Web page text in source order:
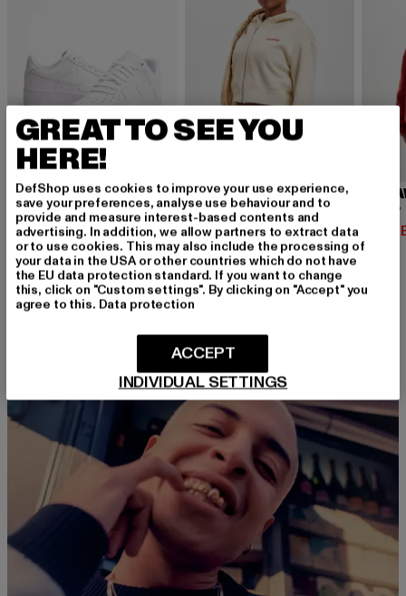
NIKE
Air Force 1 '07
139,99 EUR
Derzeitiger Preis: 139,99 EUR
DANGEROUS DNGRS
54,99 EUR
Derzeitiger Preis: 54,99 EUR
Cherry
40,99
GREAT TO SEE YOU
HERE!
DefShop uses cookies to improve your use experience,
save your preferences, analyse use behaviour and to
provide and measure interest-based contents and
advertising. In addition, we allow partners to extract data
or to use cookies. This may also include the processing of
your data in the USA or other countries which do not have
the EU data protection standard. If you want to change
this, click on "Custom settings". By clicking on "Accept" you
agree to this. Data protection
INDIVIDUAL SETTINGS
ACCEPT